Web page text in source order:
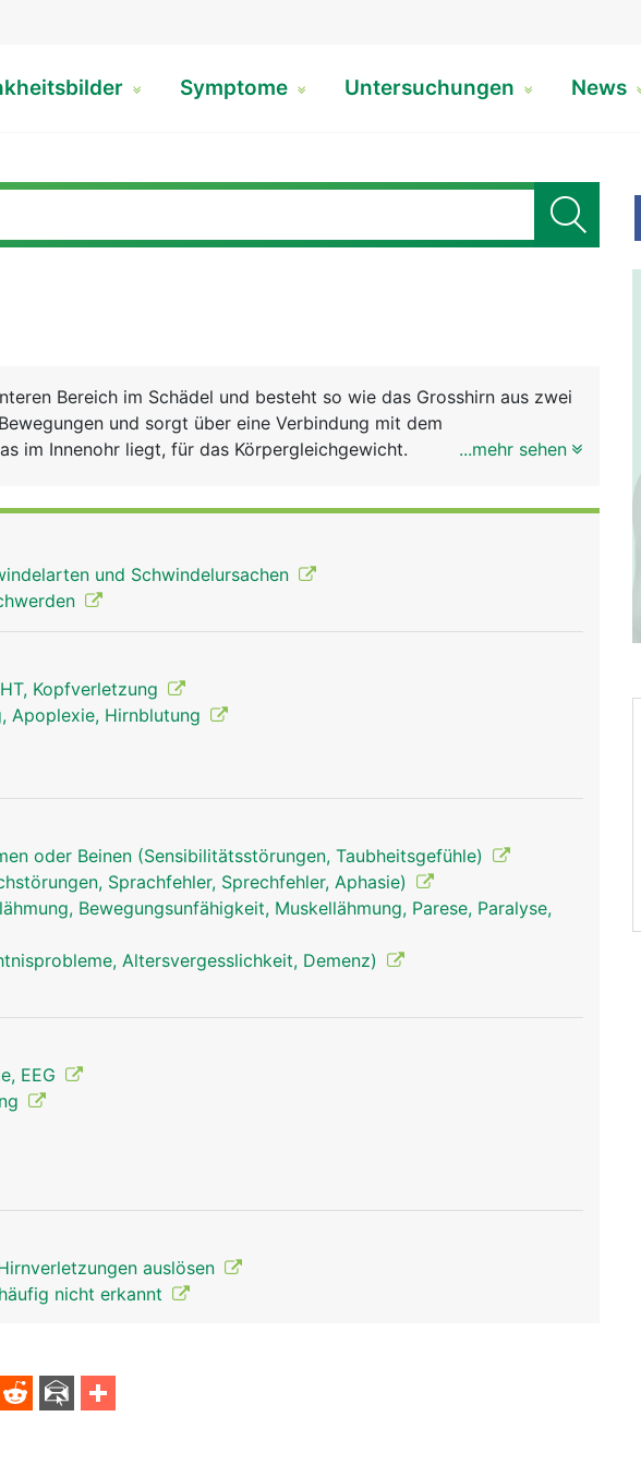
Symptome Untersuchungen News
Bereich im Schädel und besteht so wie das Grosshirn aus zwei
und sorgt über eine Verbindung mit dem
im Innenohr liegt, für das Körpergleichgewicht.
Kleinhirn Mann
...mehr sehen
und Schwindelursachen
Kopfverletzung
Apoplexie, Hirnblutung
oder Beinen (Sensibilitätsstörungen, Taubheitsgefühle)
Sprachfehler, Sprechfehler, Aphasie)
Bewegungsunfähigkeit, Muskellähmung, Parese, Paralyse,
Altersvergesslichkeit, Demenz)
EEG
auslösen
nicht erkannt